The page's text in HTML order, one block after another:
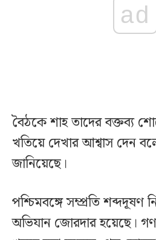
ad
বৈঠকে শাহ তাদের বক্তব্য
খতিয়ে দেখার আশ্বাস দেন বলে
জানিয়েছে।‌
পশ্চিমবঙ্গে সম্প্রতি শব্দদূষণ
অভিযান জোরদার হয়েছে।